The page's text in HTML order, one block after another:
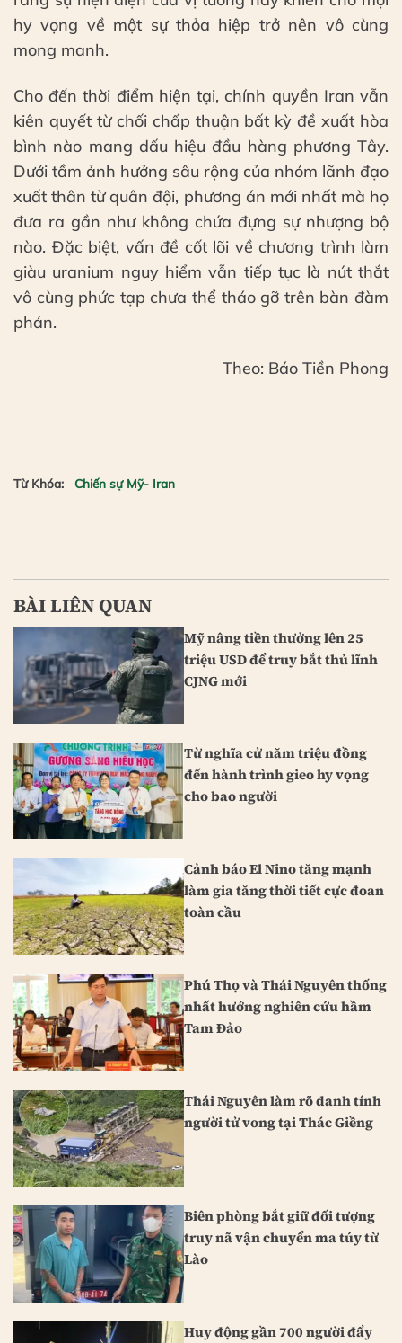
hy vọng về một sự thỏa hiệp trở nên vô cùng
mong manh.
Cho đến thời điểm hiện tại, chính quyền Iran vẫn
kiên quyết từ chối chấp thuận bất kỳ đề xuất hòa
bình nào mang dấu hiệu đầu hàng phương Tây.
Dưới tầm ảnh hưởng sâu rộng của nhóm lãnh đạo
xuất thân từ quân đội, phương án mới nhất mà họ
đưa ra gần như không chứa đựng sự nhượng bộ
nào. Đặc biệt, vấn đề cốt lõi về chương trình làm
giàu uranium nguy hiểm vẫn tiếp tục là nút thắt
vô cùng phức tạp chưa thể tháo gỡ trên bàn đàm
phán.
Theo: Báo Tiền Phong
Từ Khóa: Chiến sự Mỹ- Iran
BÀI LIÊN QUAN
Mỹ nâng tiền thưởng lên 25
triệu USD để truy bắt thủ lĩnh
CJNG mới
Từ nghĩa cử năm triệu đồng
đến hành trình gieo hy vọng
cho bao người
Cảnh báo El Nino tăng mạnh
làm gia tăng thời tiết cực đoan
toàn cầu
Phú Thọ và Thái Nguyên thống
nhất hướng nghiên cứu hầm
Tam Đảo
Thái Nguyên làm rõ danh tính
người tử vong tại Thác Giềng
Biên phòng bắt giữ đối tượng
truy nã vận chuyển ma túy từ
Lào
Huy động gần 700 người đẩy